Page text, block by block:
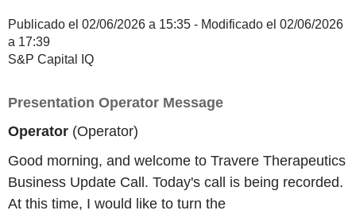
Publicado el 02/06/2026 a 15:35 - Modificado el 02/06/2026
a 17:39
S&P Capital IQ
Presentation Operator Message
Operator (Operator)
Good morning, and welcome to Travere Therapeutics
Business Update Call. Today's call is being recorded.
At this time, I would like to turn the